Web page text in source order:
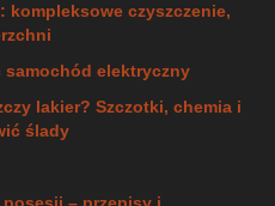
kompleksowe czyszczenie,
samochód elektryczny
lakier? Szczotki, chemia i
ślady